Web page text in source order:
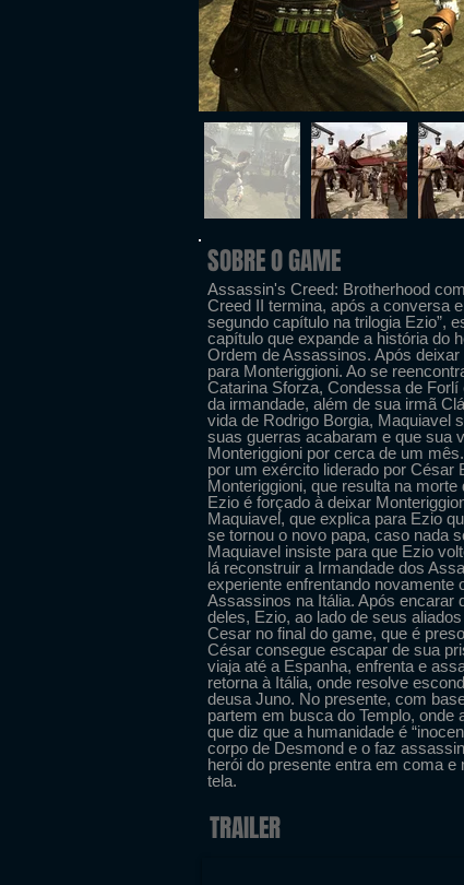
SOBRE O GAME
Assassin's Creed: Brotherhood
Creed II termina, após a conversa
segundo capítulo na trilogia Ezio”,
capítulo que expande a história do
Ordem de Assassinos. Após
para Monteriggioni. Ao se
Catarina Sforza, Condessa de
da irmandade, além de sua irmã
vida de Rodrigo Borgia, Maquiavel
suas guerras acabaram e que sua
Monteriggioni por cerca de um
por um exército liderado por César
Monteriggioni, que resulta na
Ezio é forçado à deixar
Maquiavel, que explica para Ezio
se tornou o novo papa, caso nada
Maquiavel insiste para que Ezio
lá reconstruir a Irmandade dos
experiente enfrentando
Assassinos na Itália. Após encarar
deles, Ezio, ao lado de seus
Cesar no final do game, que é
César consegue escapar de sua
viaja até a Espanha, enfrenta e
retorna à Itália, onde resolve
deusa Juno. No presente, com
partem em busca do Templo,
que diz que a humanidade é
corpo de Desmond e o faz
herói do presente entra em coma
tela.
TRAILER